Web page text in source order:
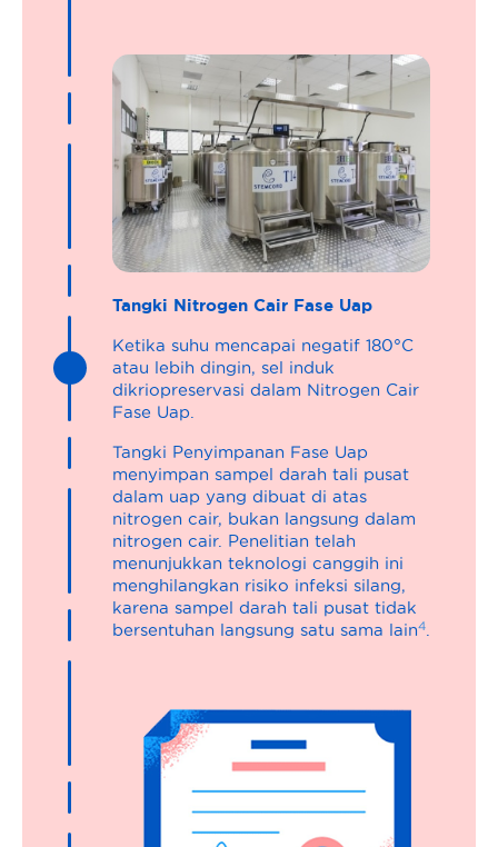
Tangki Nitrogen Cair Fase Uap
Ketika suhu mencapai negatif 180°C
atau lebih dingin, sel induk
dikriopreservasi dalam Nitrogen Cair
Fase Uap.
Tangki Penyimpanan Fase Uap
menyimpan sampel darah tali pusat
dalam uap yang dibuat di atas
nitrogen cair, bukan langsung dalam
nitrogen cair. Penelitian telah
menunjukkan teknologi canggih ini
menghilangkan risiko infeksi silang,
karena sampel darah tali pusat tidak
bersentuhan langsung satu sama lain4.